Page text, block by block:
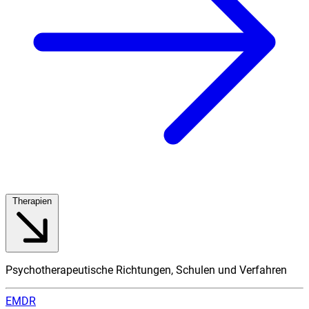
Psychotherapeutische Richtungen, Schulen und Verfahren
EMDR